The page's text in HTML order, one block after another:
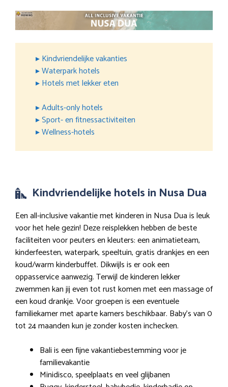
▸ Kindvriendelijke vakanties
▸ Waterpark hotels
▸ Hotels met lekker eten
▸ Adults-only hotels
▸ Sport- en fitnessactiviteiten
▸ Wellness-hotels
Kindvriendelijke hotels in Nusa Dua
Een all-inclusive vakantie met kinderen in Nusa Dua is leuk
voor het hele gezin! Deze reisplekken hebben de beste
faciliteiten voor peuters en kleuters: een animatieteam,
kinderfeesten, waterpark, speeltuin, gratis drankjes en een
koud/warm kinderbuffet. Dikwijls is er ook een
oppasservice aanwezig. Terwijl de kinderen lekker
zwemmen kan jij even tot rust komen met een massage of
een koud drankje. Voor groepen is een eventuele
familiekamer met aparte kamers beschikbaar. Baby’s van 0
tot 24 maanden kun je zonder kosten inchecken.
Bali is een fijne vakantiebestemming voor je
familievakantie
Minidisco, speelplaats en veel glijbanen